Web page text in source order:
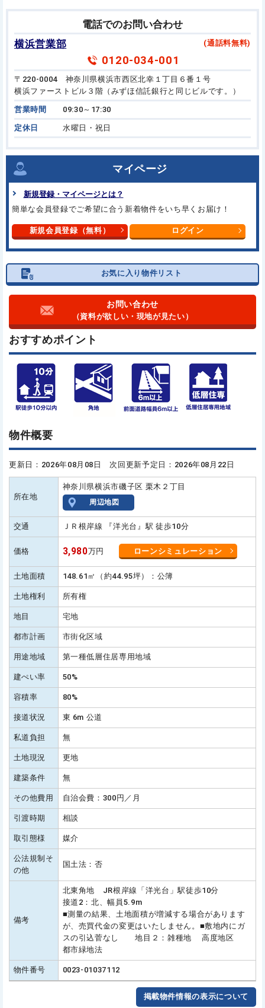
電話でのお問い合わせ
横浜営業部
(通話料無料)
0120-034-001
〒220-0004 神奈川県横浜市西区北幸１丁目６番１号
横浜ファーストビル３階（みずほ信託銀行と同じビルです。）
営業時間 09:30～17:30
定休日 水曜日・祝日
マイページ
新規登録・マイページとは？
簡単な会員登録でご希望に合う 新着物件をいち早くお届け！
新規会員登録（無料） ログイン
お気に入り物件リスト
お問い合わせ
（資料が欲しい・現地が見たい）
おすすめポイント
物件概要
更新日：2026年08月08日 次回更新予定日：2026年08月22日
所在地
神奈川県横浜市磯子区 栗木２丁目
周辺地図
交通 ＪＲ根岸線 『洋光台』駅 徒歩10分
価格 3,980万円 ローンシミュレーション
土地面積 148.61㎡（約44.95坪）：公簿
土地権利 所有権
地目 宅地
都市計画 市街化区域
用途地域 第一種低層住居専用地域
建ぺい率 50%
容積率 80%
接道状況 東 6m 公道
私道負担 無
土地現況 更地
建築条件 無
その他費用 自治会費：300円／月
引渡時期 相談
取引態様 媒介
公法規制そ
の他
国土法：否
備考
北東角地 JR根岸線「洋光台」駅徒歩10分
接道2：北、幅員5.9m
■測量の結果、土地面積が増減する場合があります
が、売買代金の変更はいたしません。■敷地内にガ
スの引込菅なし 地目２：雑種地 高度地区
都市緑地法
物件番号 0023-01037112
掲載物件情報の表示について